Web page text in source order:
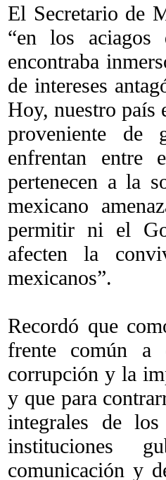
El Secretario de
“en los
encontraba
de intereses
Hoy, nuestro país
proveniente de
enfrentan entre
pertenecen a la
mexicano
permitir ni el
afecten la
mexicanos”.
Recordó que
frente común a
corrupción y la
y que para
integrales de
instituciones
comunicación y